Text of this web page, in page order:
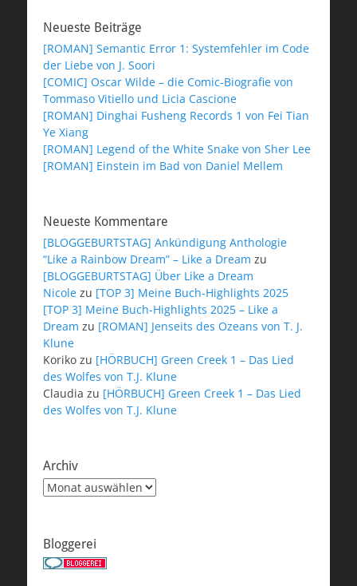
Neueste Beiträge
[ROMAN] Semantic Error 1: Systemfehler im Code
der Liebe von J. Soori
[COMIC] Oscar Wilde – die Comic-Biografie von
Tommaso Vitiello und Licia Cascione
[ROMAN] Dinghai Fusheng Records 1 von Fei Tian
Ye Xiang
[ROMAN] Legend of the White Snake von Sher Lee
[ROMAN] Einstein im Bad von Daniel Mellem
Neueste Kommentare
[BLOGGEBURTSTAG] Ankündigung Anthologie
“Like a Rainbow Dream” – Like a Dream zu
[BLOGGEBURTSTAG] Über Like a Dream
Nicole zu [TOP 3] Meine Buch-Highlights 2025
[TOP 3] Meine Buch-Highlights 2025 – Like a
Dream zu [ROMAN] Jenseits des Ozeans von T. J.
Klune
Koriko zu [HÖRBUCH] Green Creek 1 – Das Lied
des Wolfes von T.J. Klune
Claudia zu [HÖRBUCH] Green Creek 1 – Das Lied
des Wolfes von T.J. Klune
Archiv
Archiv
Bloggerei